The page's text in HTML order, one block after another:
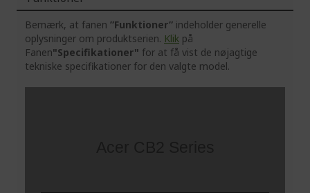
Bemærk, at fanen ”Funktioner” indeholder generelle
oplysninger om produktserien. Klik på
Fanen"Specifikationer" for at få vist de nøjagtige
tekniske specifikationer for den valgte model.